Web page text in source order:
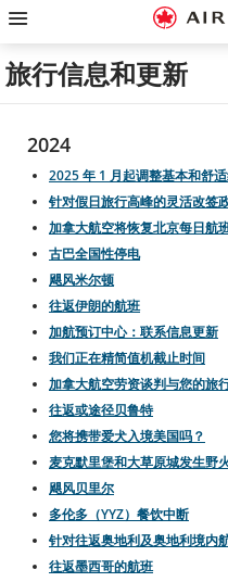
跳
页
跳
导
航
跳
容
跳
索
栏
跳
脚
链
接
跳
页
指
南
跳
系
我
们
旅行信息和更新
2024
2025 年 1 月起调整基本和舒
针对假日旅行高峰的灵活改签
加拿大航空将恢复北京每日航
古巴全国性停电
飓风米尔顿
往返伊朗的航班
加航预订中心：联系信息更新
我们正在精简值机截止时间
加拿大航空劳资谈判与您的旅
往返或途径贝鲁特
您将携带爱犬入境美国吗？
麦克默里堡和大草原城发生野
飓风贝里尔
多伦多（YYZ）餐饮中断
针对往返奥地利及奥地利境内
往返墨西哥的航班